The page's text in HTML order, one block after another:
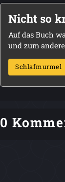
Nicht so
Auf das Buch
und zum
Schlafmurmel
0